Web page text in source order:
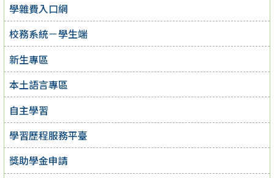
學雜費入口網
校務系統－學生端
新生專區
本土語言專區
自主學習
學習歷程服務平臺
獎助學金申請